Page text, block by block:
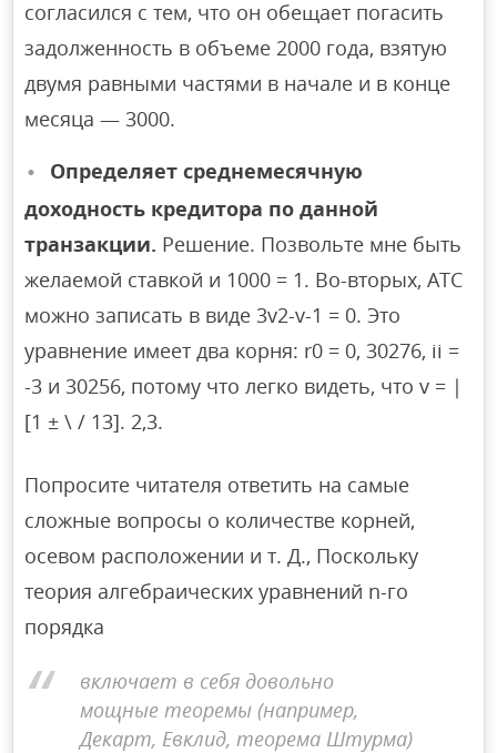
согласился с тем, что он обещает погасить
задолженность в объеме 2000 года, взятую
двумя равными частями в начале и в конце
месяца — 3000.
Определяет среднемесячную
доходность кредитора по данной
транзакции. Решение. Позвольте мне быть
желаемой ставкой и 1000 = 1. Во-вторых, ATC
можно записать в виде 3v2-v-1 = 0. Это
уравнение имеет два корня: r0 = 0, 30276, ii =
-3 и 30256, потому что легко видеть, что v = |
[1 ± \ / 13]. 2,3.
Попросите читателя ответить на самые
сложные вопросы о количестве корней,
осевом расположении и т. Д., Поскольку
теория алгебраических уравнений n-го
порядка
включает в себя довольно
мощные теоремы (например,
Декарт, Евклид, теорема Штурма)